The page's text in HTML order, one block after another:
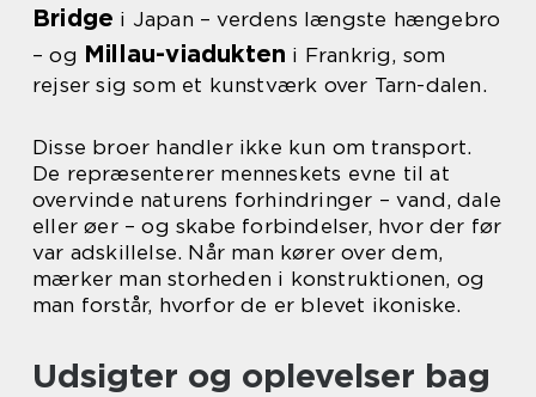
Bridge i Japan – verdens længste hængebro
– og Millau-viadukten i Frankrig, som
rejser sig som et kunstværk over Tarn-dalen.
Disse broer handler ikke kun om transport.
De repræsenterer menneskets evne til at
overvinde naturens forhindringer – vand, dale
eller øer – og skabe forbindelser, hvor der før
var adskillelse. Når man kører over dem,
mærker man storheden i konstruktionen, og
man forstår, hvorfor de er blevet ikoniske.
Udsigter og oplevelser bag